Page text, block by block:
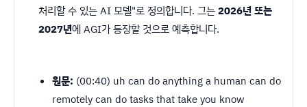
처리할 수 있는 AI 모델"로 정의합니다. 그는2026년 또는
2027년에 AGI가 등장할 것으로 예측합니다.
원문: (00:40) uh can do anything a human can do
remotely can do tasks that take you know